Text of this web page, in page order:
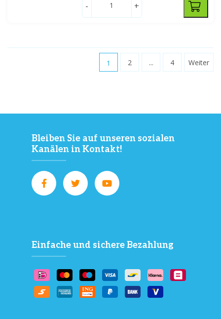
- +
1 2 ... 4 Weiter
Bleiben Sie auf unseren sozialen
Kanälen in Kontakt!
Einfache und sichere Bezahlung